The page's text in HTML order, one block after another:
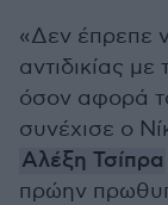
«Δεν έπρεπε
αντιδικίας
όσον αφορά
συνέχισε ο
Αλέξη Τσίπρα
πρώην